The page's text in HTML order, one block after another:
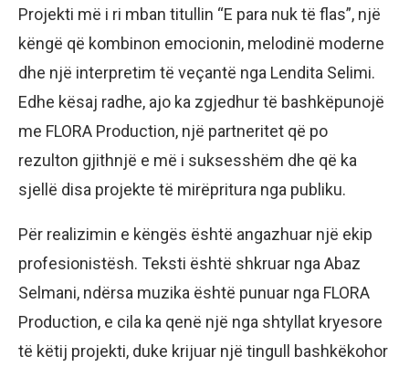
Projekti më i ri mban titullin “E para nuk të flas”, një
këngë që kombinon emocionin, melodinë moderne
dhe një interpretim të veçantë nga Lendita Selimi.
Edhe kësaj radhe, ajo ka zgjedhur të bashkëpunojë
me FLORA Production, një partneritet që po
rezulton gjithnjë e më i suksesshëm dhe që ka
sjellë disa projekte të mirëpritura nga publiku.
Për realizimin e këngës është angazhuar një ekip
profesionistësh. Teksti është shkruar nga Abaz
Selmani, ndërsa muzika është punuar nga FLORA
Production, e cila ka qenë një nga shtyllat kryesore
të këtij projekti, duke krijuar një tingull bashkëkohor